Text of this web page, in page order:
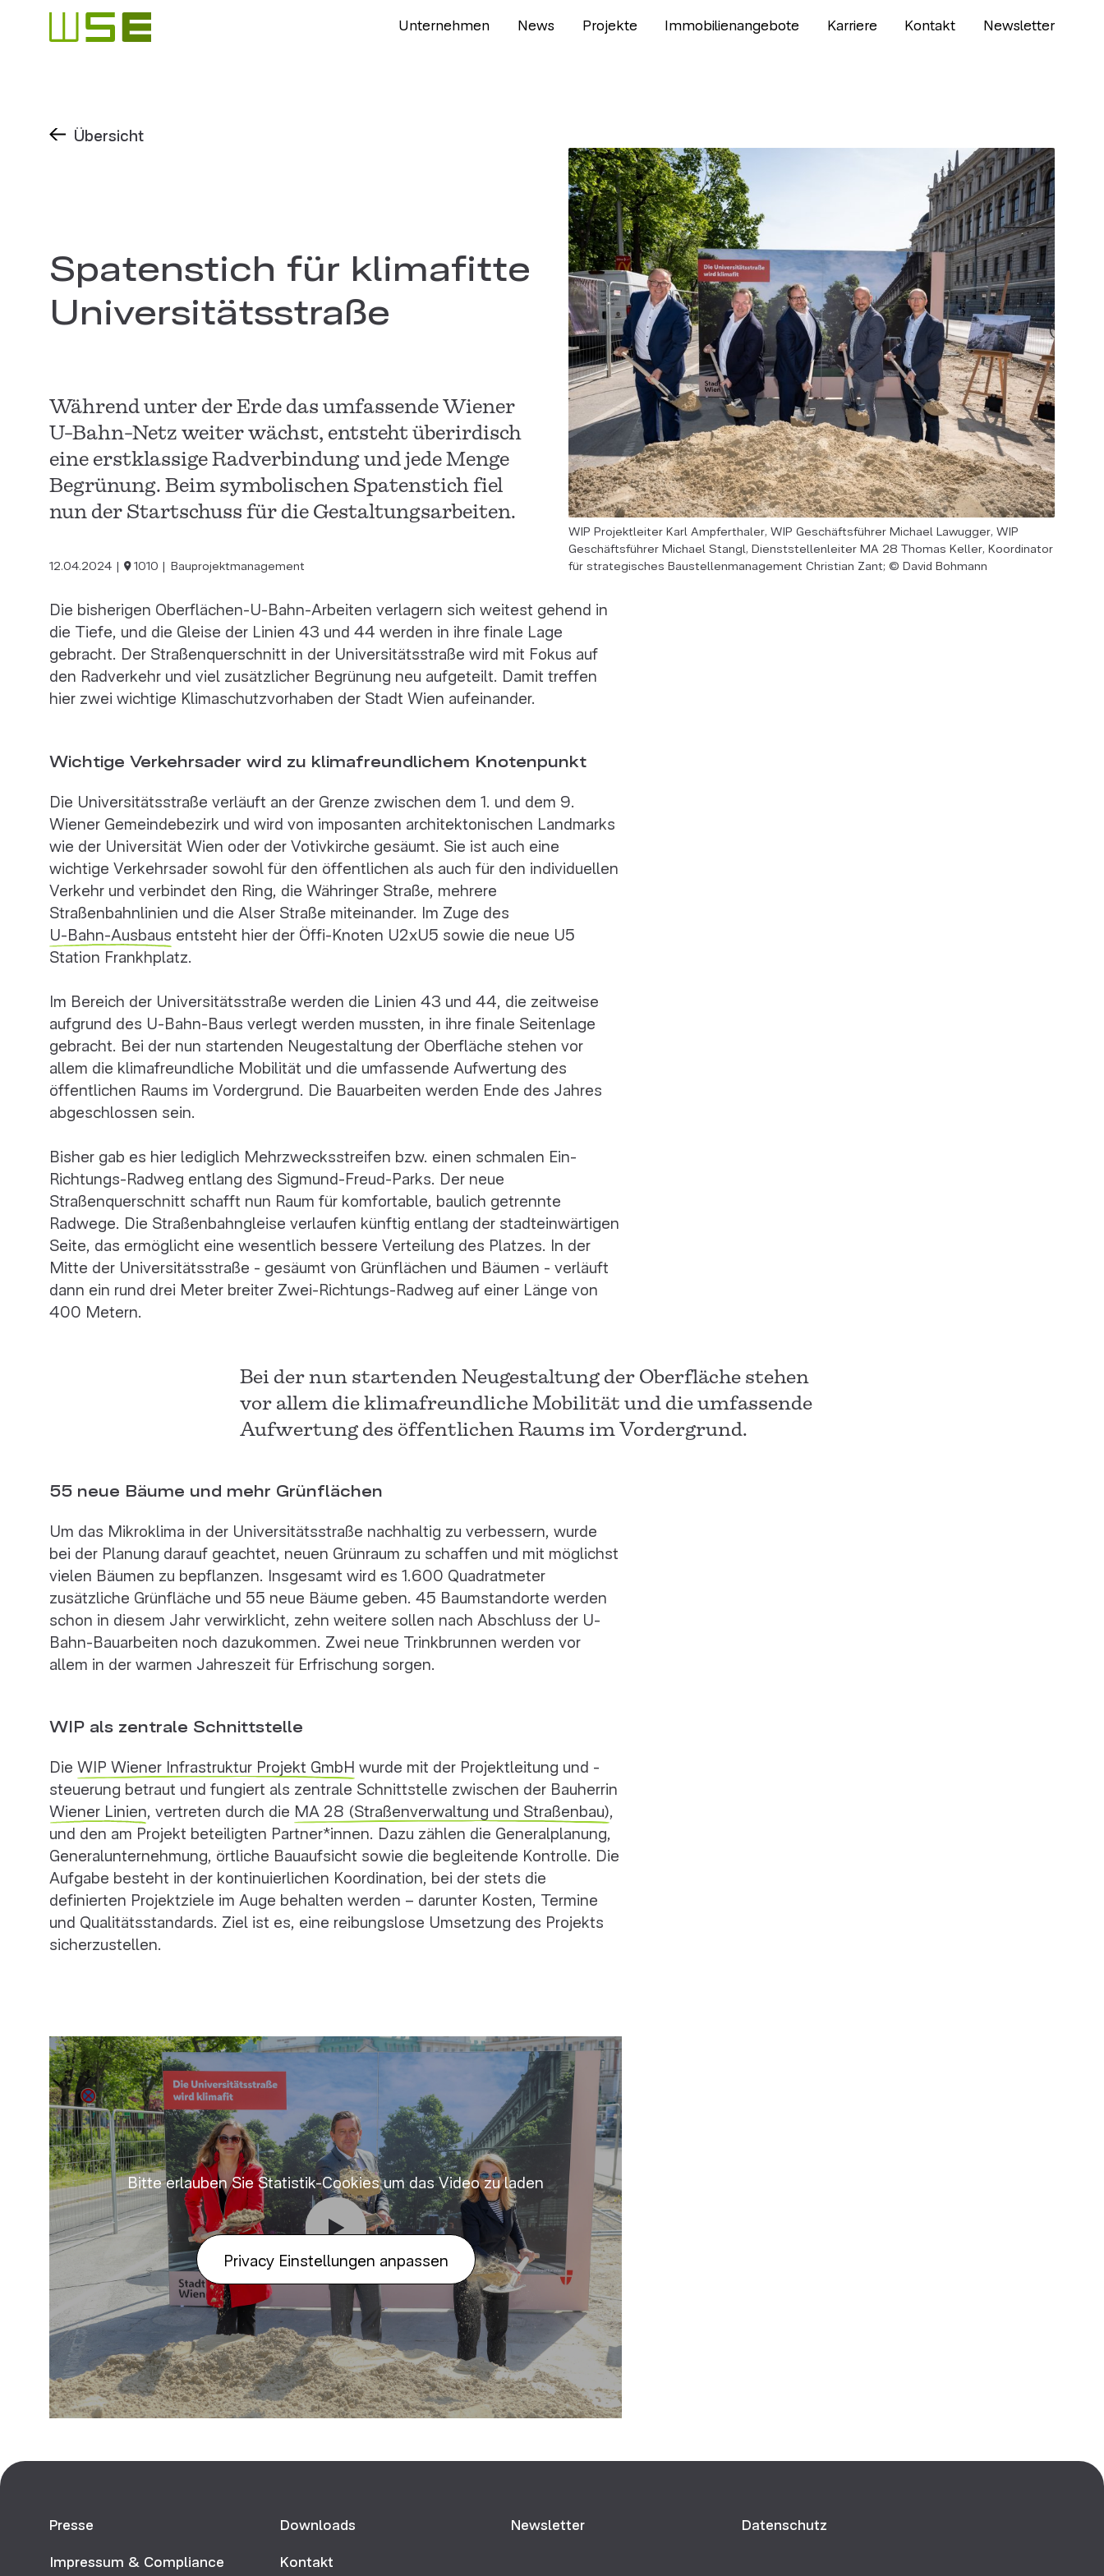
Unternehmen News Projekte Immobilienangebote Karriere Kontakt Newsletter
Übersicht
Spatenstich für klimafitte
Universitätsstraße
Während unter der Erde das umfassende Wiener
U-Bahn-Netz weiter wächst, entsteht überirdisch
eine erstklassige Radverbindung und jede Menge
Begrünung. Beim symbolischen Spatenstich fiel
nun der Startschuss für die Gestaltungsarbeiten.
12.04.2024 1010 Bauprojektmanagement
WIP Projektleiter Karl Ampferthaler, WIP Geschäftsführer Michael Lawugger, WIP
Geschäftsführer Michael Stangl, Dienststellenleiter MA 28 Thomas Keller, Koordinator
für strategisches Baustellenmanagement Christian Zant; © David Bohmann
Die bisherigen Oberflächen-U-Bahn-Arbeiten verlagern sich weitest gehend in
die Tiefe, und die Gleise der Linien 43 und 44 werden in ihre finale Lage
gebracht. Der Straßenquerschnitt in der Universitätsstraße wird mit Fokus auf
den Radverkehr und viel zusätzlicher Begrünung neu aufgeteilt. Damit treffen
hier zwei wichtige Klimaschutzvorhaben der Stadt Wien aufeinander.
Wichtige Verkehrsader wird zu klimafreundlichem Knotenpunkt
Die Universitätsstraße verläuft an der Grenze zwischen dem 1. und dem 9.
Wiener Gemeindebezirk und wird von imposanten architektonischen Landmarks
wie der Universität Wien oder der Votivkirche gesäumt. Sie ist auch eine
wichtige Verkehrsader sowohl für den öffentlichen als auch für den individuellen
Verkehr und verbindet den Ring, die Währinger Straße, mehrere
Straßenbahnlinien und die Alser Straße miteinander. Im Zuge des
U-Bahn-Ausbaus entsteht hier der Öffi-Knoten U2xU5 sowie die neue U5
Station Frankhplatz.
Im Bereich der Universitätsstraße werden die Linien 43 und 44, die zeitweise
aufgrund des U-Bahn-Baus verlegt werden mussten, in ihre finale Seitenlage
gebracht. Bei der nun startenden Neugestaltung der Oberfläche stehen vor
allem die klimafreundliche Mobilität und die umfassende Aufwertung des
öffentlichen Raums im Vordergrund. Die Bauarbeiten werden Ende des Jahres
abgeschlossen sein.
Bisher gab es hier lediglich Mehrzwecksstreifen bzw. einen schmalen Ein-
Richtungs-Radweg entlang des Sigmund-Freud-Parks. Der neue
Straßenquerschnitt schafft nun Raum für komfortable, baulich getrennte
Radwege. Die Straßenbahngleise verlaufen künftig entlang der stadteinwärtigen
Seite, das ermöglicht eine wesentlich bessere Verteilung des Platzes. In der
Mitte der Universitätsstraße - gesäumt von Grünflächen und Bäumen - verläuft
dann ein rund drei Meter breiter Zwei-Richtungs-Radweg auf einer Länge von
400 Metern.
Bei der nun startenden Neugestaltung der Oberfläche stehen
vor allem die klimafreundliche Mobilität und die umfassende
Aufwertung des öffentlichen Raums im Vordergrund.
55 neue Bäume und mehr Grünflächen
Um das Mikroklima in der Universitätsstraße nachhaltig zu verbessern, wurde
bei der Planung darauf geachtet, neuen Grünraum zu schaffen und mit möglichst
vielen Bäumen zu bepflanzen. Insgesamt wird es 1.600 Quadratmeter
zusätzliche Grünfläche und 55 neue Bäume geben. 45 Baumstandorte werden
schon in diesem Jahr verwirklicht, zehn weitere sollen nach Abschluss der U-
Bahn-Bauarbeiten noch dazukommen. Zwei neue Trinkbrunnen werden vor
allem in der warmen Jahreszeit für Erfrischung sorgen.
WIP als zentrale Schnittstelle
Die WIP Wiener Infrastruktur Projekt GmbH wurde mit der Projektleitung und -
steuerung betraut und fungiert als zentrale Schnittstelle zwischen der Bauherrin
Wiener Linien , vertreten durch die MA 28 (Straßenverwaltung und Straßenbau)
und den am Projekt beteiligten Partner*innen. Dazu zählen die Generalplanung,
Generalunternehmung, örtliche Bauaufsicht sowie die begleitende Kontrolle. Die
Aufgabe besteht in der kontinuierlichen Koordination, bei der stets die
definierten Projektziele im Auge behalten werden – darunter Kosten, Termine
und Qualitätsstandards. Ziel ist es, eine reibungslose Umsetzung des Projekts
sicherzustellen.
Bitte erlauben Sie Statistik-Cookies um das Video zu laden
Privacy Einstellungen anpassen
Presse Downloads Newsletter
Datenschutz
Impressum & Compliance
Kontakt